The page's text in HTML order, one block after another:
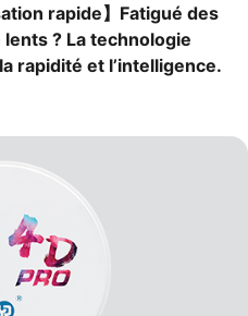
rapide】Fatigué des
? La technologie
rapidité et l’intelligence.